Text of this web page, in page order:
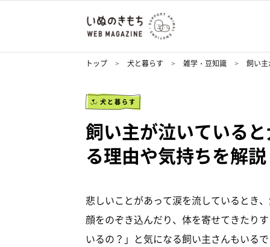
トップ 犬と暮らす 雑学・豆知識 飼い
犬と暮らす
飼い主が泣いている
る理由や気持ちを解説
悲しいことがあって涙を流しているとき
顔をのぞき込んだり、体を寄せてきたり
いるの？」と気になる飼い主さんもいる